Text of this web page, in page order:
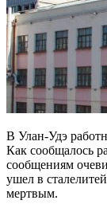
В Улан-Удэ
Как сообщалось
сообщениям
ушел в
мертвым.